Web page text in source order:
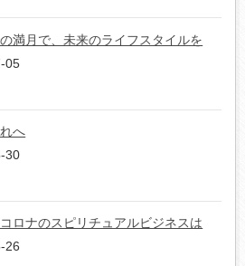
満月で、未来のライフスタイルを
05
へ
30
ロナのスピリチュアルビジネスは
26